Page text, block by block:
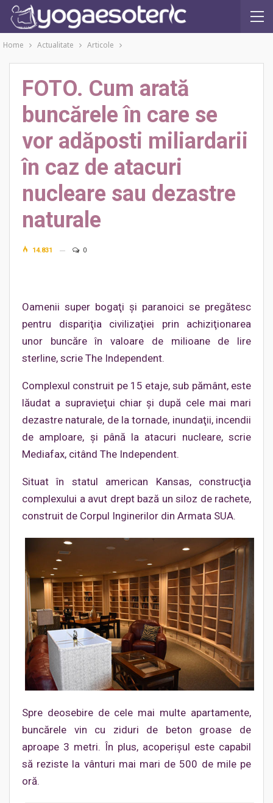
Home Actualitate Articole
FOTO. Cum arată
buncărele în care se
vor adăposti miliardarii
în caz de atacuri
nucleare sau dezastre
naturale
14.831 0
Oamenii super bogaţi şi paranoici se pregătesc
pentru dispariţia civilizaţiei prin achiziţionarea
unor buncăre în valoare de milioane de lire
sterline, scrie The Independent.
Complexul construit pe 15 etaje, sub pământ, este
lăudat a supravieţui chiar şi după cele mai mari
dezastre naturale, de la tornade, inundaţii, incendii
de amploare, şi până la atacuri nucleare, scrie
Mediafax, citând The Independent.
Situat în statul american Kansas, construcţia
complexului a avut drept bază un siloz de rachete,
construit de Corpul Inginerilor din Armata SUA.
Spre deosebire de cele mai multe apartamente,
buncărele vin cu ziduri de beton groase de
aproape 3 metri. În plus, acoperişul este capabil
să reziste la vânturi mai mari de 500 de mile pe
oră.